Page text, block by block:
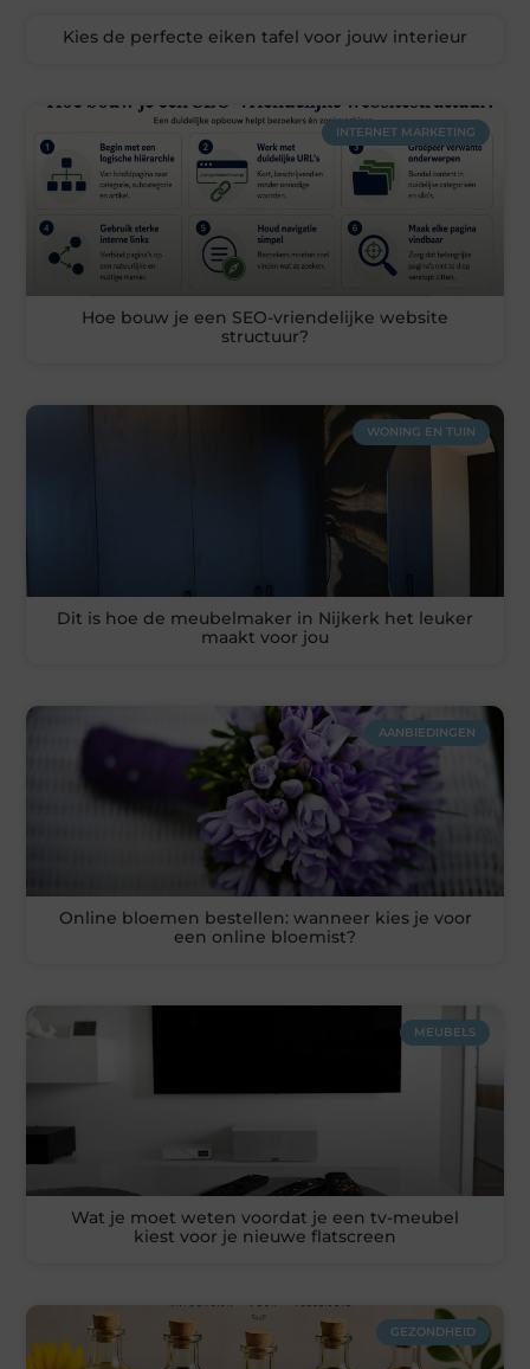
Kies de perfecte eiken tafel voor jouw interieur
INTERNET MARKETING
Hoe bouw je een SEO-vriendelijke website
structuur?
WONING EN TUIN
Dit is hoe de meubelmaker in Nijkerk het leuker
maakt voor jou
AANBIEDINGEN
Online bloemen bestellen: wanneer kies je voor
een online bloemist?
MEUBELS
Wat je moet weten voordat je een tv-meubel
kiest voor je nieuwe flatscreen
GEZONDHEID